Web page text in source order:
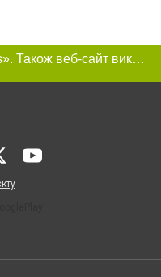
Цей сайт використовує «cookies». Також веб-сайт використовує інтернет-сервіс для збору технічних даних стосовно відвідувачів з метою отримання маркетингової та статистичної інформації. Умови обробки даних відвідувачів сайту див.